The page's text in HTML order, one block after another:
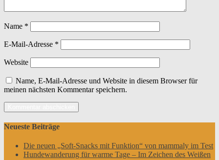
Name *
E-Mail-Adresse *
Website
Name, E-Mail-Adresse und Website in diesem Browser für
meinen nächsten Kommentar speichern.
Neueste Beiträge
Die neuen „Soft-Snacks mit Funktion“ von mammaly im Test
Hundewanderung für warme Tage – Im Zeichen des Weißen